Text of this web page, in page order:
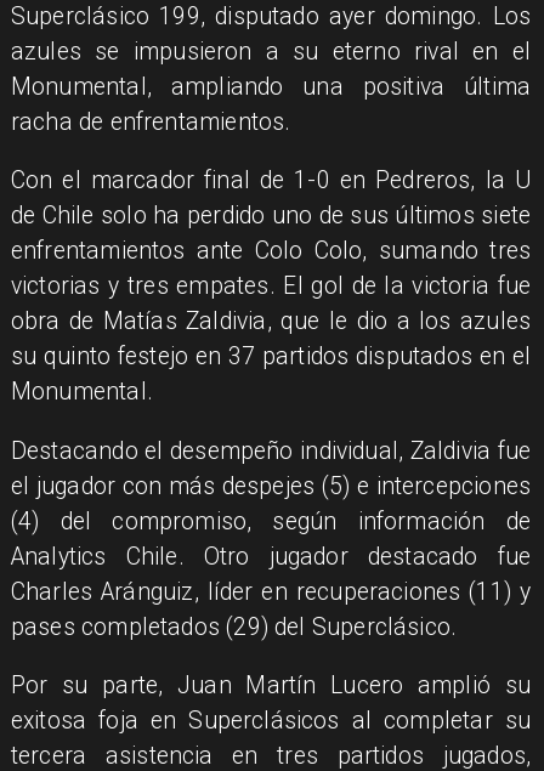
Superclásico 199, disputado ayer domingo. Los
azules se impusieron a su eterno rival en el
Monumental, ampliando una positiva última
racha de enfrentamientos.
Con el marcador final de 1-0 en Pedreros, la U
de Chile solo ha perdido uno de sus últimos siete
enfrentamientos ante Colo Colo, sumando tres
victorias y tres empates. El gol de la victoria fue
obra de Matías Zaldivia, que le dio a los azules
su quinto festejo en 37 partidos disputados en el
Monumental.
Destacando el desempeño individual, Zaldivia fue
el jugador con más despejes (5) e intercepciones
(4) del compromiso, según información de
Analytics Chile. Otro jugador destacado fue
Charles Aránguiz, líder en recuperaciones (11) y
pases completados (29) del Superclásico.
Por su parte, Juan Martín Lucero amplió su
exitosa foja en Superclásicos al completar su
tercera asistencia en tres partidos jugados,